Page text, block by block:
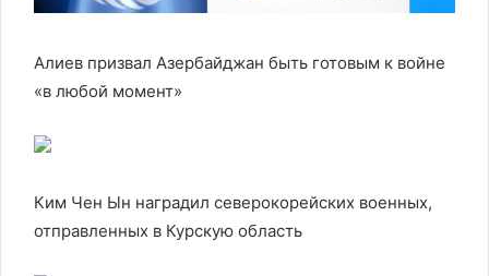
Алиев призвал Азербайджан быть готовым к войне
«в любой момент»
Ким Чен Ын наградил северокорейских военных,
отправленных в Курскую область